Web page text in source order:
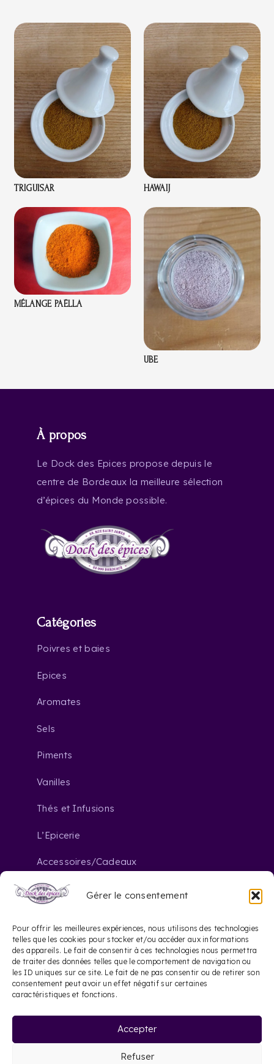
Gérer le consentement
Pour offrir les meilleures expériences, nous utilisons des technologies
telles que les cookies pour stocker et/ou accéder aux informations
des appareils. Le fait de consentir à ces technologies nous permettra
de traiter des données telles que le comportement de navigation ou
les ID uniques sur ce site. Le fait de ne pas consentir ou de retirer son
consentement peut avoir un effet négatif sur certaines
caractéristiques et fonctions.
Accepter
Refuser
TRIGUISAR HAWAIJ
MÉLANGE PAËLLA
UBE
À propos
Le Dock des Epices propose depuis le
centre de Bordeaux la meilleure sélection
d’épices du Monde possible.
Catégories
Poivres et baies
Epices
Aromates
Sels
Piments
Vanilles
Thés et Infusions
L’Epicerie
Accessoires/Cadeaux
Nous contacter
contact@dockdesepices.com
phone 05 56 44 41 57